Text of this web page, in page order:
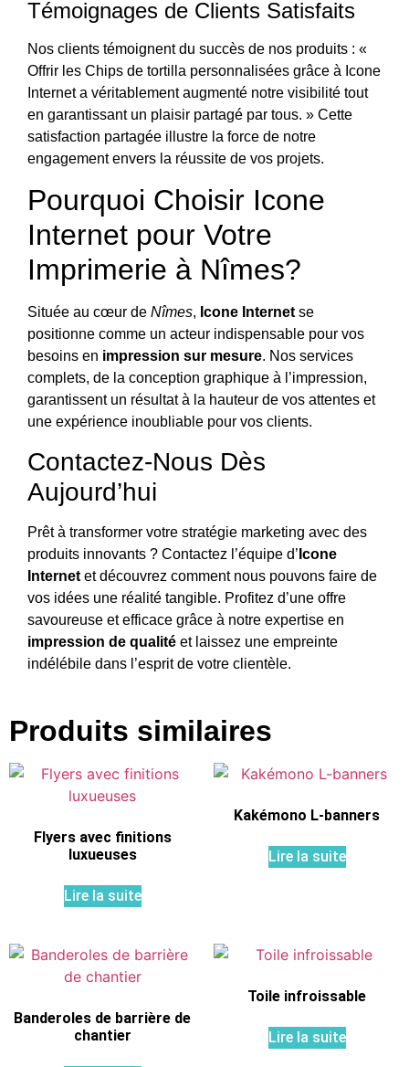
Témoignages de Clients Satisfaits
Nos clients témoignent du succès de nos produits : «
Offrir les Chips de tortilla personnalisées grâce à Icone
Internet a véritablement augmenté notre visibilité tout
en garantissant un plaisir partagé par tous. » Cette
satisfaction partagée illustre la force de notre
engagement envers la réussite de vos projets.
Pourquoi Choisir Icone
Internet pour Votre
Imprimerie à Nîmes?
Située au cœur de Nîmes, Icone Internet se
positionne comme un acteur indispensable pour vos
besoins en impression sur mesure. Nos services
complets, de la conception graphique à l’impression,
garantissent un résultat à la hauteur de vos attentes et
une expérience inoubliable pour vos clients.
Contactez-Nous Dès
Aujourd’hui
Prêt à transformer votre stratégie marketing avec des
produits innovants ? Contactez l’équipe d’ Icone
Internet et découvrez comment nous pouvons faire de
vos idées une réalité tangible. Profitez d’une offre
savoureuse et efficace grâce à notre expertise en
impression de qualité et laissez une empreinte
indélébile dans l’esprit de votre clientèle.
Produits similaires
Flyers avec finitions
luxueuses
Lire la suite
Kakémono L-banners
Lire la suite
Banderoles de barrière de
chantier
Toile infroissable
Lire la suite